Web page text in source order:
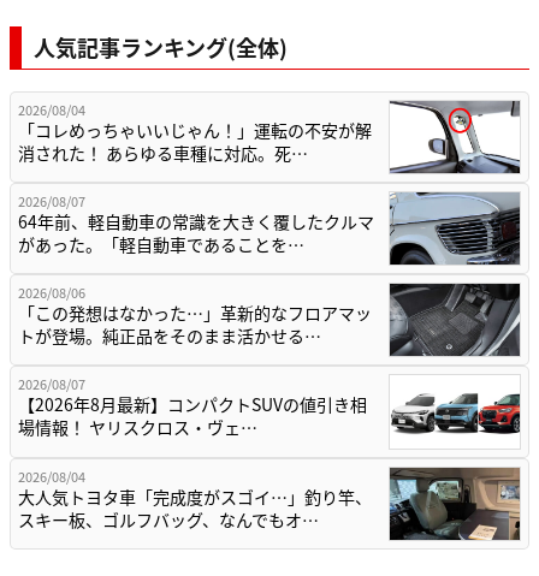
人気記事ランキング(全体)
2026/08/04
「コレめっちゃいいじゃん！」運転の不安が解
消された！ あらゆる車種に対応。死…
2026/08/07
64年前、軽自動車の常識を大きく覆したクルマ
があった。「軽自動車であることを…
2026/08/06
「この発想はなかった…」革新的なフロアマッ
トが登場。純正品をそのまま活かせる…
2026/08/07
【2026年8月最新】コンパクトSUVの値引き相
場情報！ ヤリスクロス・ヴェ…
2026/08/04
大人気トヨタ車「完成度がスゴイ…」釣り竿、
スキー板、ゴルフバッグ、なんでもオ…